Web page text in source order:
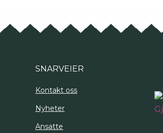
SNARVEIER
Kontakt oss
Nyheter
Ansatte